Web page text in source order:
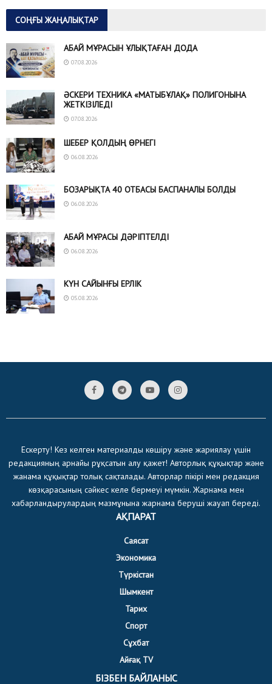
СОҢҒЫ ЖАҢАЛЫҚТАР
АБАЙ МҰРАСЫН ҰЛЫҚТАҒАН ДОДА
07.08.2026
ӘСКЕРИ ТЕХНИКА «МАТЫБҰЛАҚ» ПОЛИГОНЫНА
ЖЕТКІЗІЛЕДІ
07.08.2026
ШЕБЕР ҚОЛДЫҢ ӨРНЕГІ
06.08.2026
БОЗАРЫҚТА 40 ОТБАСЫ БАСПАНАЛЫ БОЛДЫ
06.08.2026
АБАЙ МҰРАСЫ ДӘРІПТЕЛДІ
06.08.2026
КҮН САЙЫНҒЫ ЕРЛІК
05.08.2026
Ескерту! Кез келген материалды көшіру және жариялау үшін
редакцияның арнайы рұқсатын алу қажет! Авторлық құқықтар және
жанама құқықтар толық сақталады. Авторлар пікірі мен редакция
көзқарасының сәйкес келе бермеуі мүмкін. Жарнама мен
хабарландырулардың мазмұнына жарнама беруші жауап береді.
АҚПАРАТ
Саясат
Экономика
Түркістан
Шымкент
Тарих
Спорт
Сұхбат
Айғақ TV
БІЗБЕН БАЙЛАНЫС